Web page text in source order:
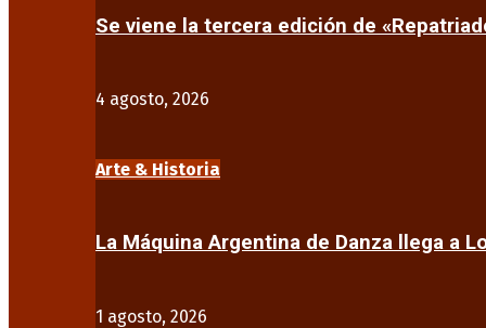
Se viene la tercera edición de
4 agosto, 2026
Arte & Historia
La Máquina Argentina de Danza llega a
1 agosto, 2026